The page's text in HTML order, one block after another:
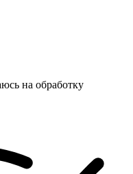
на обработку